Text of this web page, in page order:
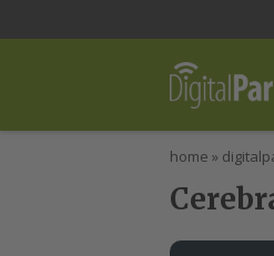
home »